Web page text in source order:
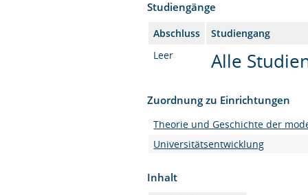
Studiengänge
Abschluss
Studiengang
Leer
Alle
Zuordnung zu Einrichtungen
Theorie und Geschichte der
Universitätsentwicklung
Inhalt